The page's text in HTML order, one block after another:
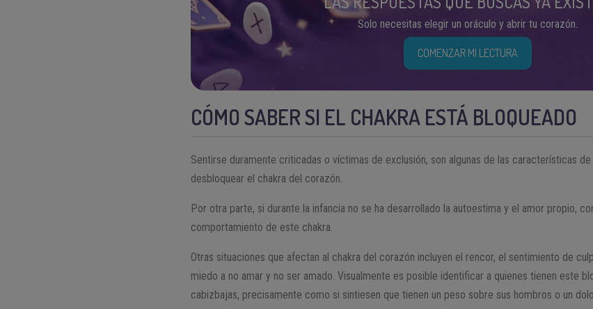
Solo necesitas elegir un oráculo y abrir tu corazón.
COMENZAR MI LECTURA
CÓMO SABER SI EL CHAKRA ESTÁ BLOQUEADO
Sentirse duramente criticadas o víctimas de exclusión, son algunas de las características
desbloquear el chakra del corazón.
Por otra parte, si durante la infancia no se ha desarrollado la autoestima y el amor propio,
comportamiento de este chakra.
Otras situaciones que afectan al chakra del corazón incluyen el rencor, el sentimiento de
miedo a no amar y no ser amado. Visualmente es posible identificar a quienes tienen este
cabizbajas, precisamente como si sintiesen que tienen un peso sobre sus hombros o un